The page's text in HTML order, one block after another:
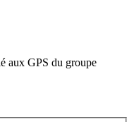
aux GPS du groupe